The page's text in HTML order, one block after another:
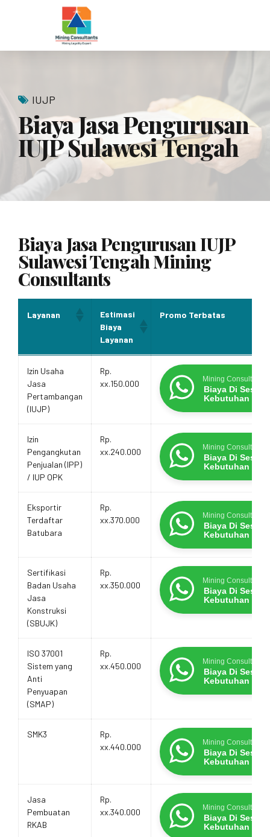
IUJP
Biaya Jasa Pengurusan
IUJP Sulawesi Tengah
Biaya Jasa Pengurusan IUJP
Sulawesi Tengah Mining
Consultants
Layanan
Estimasi
Biaya
Layanan
Promo Terbatas
Biaya
Layanan
Promo Terbatas
Izin Usaha
Jasa
Pertambangan
(IUJP)
Rp.
xx.150.000
Mining Consultants
Biaya Di
Kebutuhan
Izin
Pengangkutan
Penjualan (IPP)
/ IUP OPK
Rp.
xx.240.000
Mining Consultants
Biaya Di
Kebutuhan
Eksportir
Terdaftar
Batubara
Rp.
xx.370.000
Mining Consultants
Biaya Di
Kebutuhan
Sertifikasi
Badan Usaha
Jasa
Konstruksi
(SBUJK)
Rp.
xx.350.000
Mining Consultants
Biaya Di
Kebutuhan
ISO 37001
Sistem yang
Anti
Penyuapan
(SMAP)
Rp.
xx.450.000
Mining Consultants
Biaya Di
Kebutuhan
SMK3
Rp.
xx.440.000
Mining Consultants
Biaya Di
Kebutuhan
Jasa
Pembuatan
RKAB
Rp.
xx.340.000
Mining Consultants
Biaya Di
Kebutuhan